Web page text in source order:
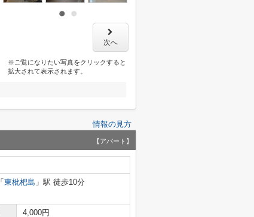
次へ
※ご覧になりたい写真をクリックすると
拡大されて表示されます。
情報の見方
【アパート】
「 東枇杷島 」駅 徒歩10分
4,000円